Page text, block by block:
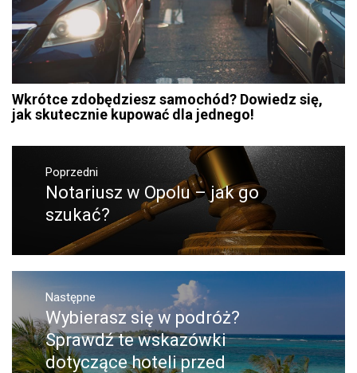
Wkrótce zdobędziesz samochód? Dowiedz się,
jak skutecznie kupować dla jednego!
Nawigacja
wpisu
Poprzedni
Poprzedni
wpis:
Notariusz w Opolu – jak go
szukać?
Następne
Następny
post:
Wybierasz się w podróż?
Sprawdź te wskazówki
dotyczące hoteli przed